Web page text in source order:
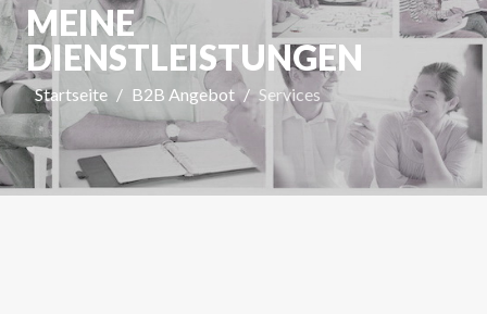
MEINE
DIENSTLEISTUNGEN
Startseite B2B Angebot Services